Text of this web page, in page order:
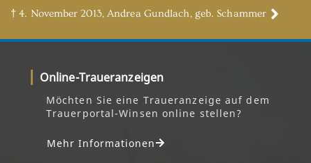
† 4. November 2013, Andrea Gundlach, geb. Schammer
Online-Traueranzeigen
Möchten Sie eine Traueranzeige auf dem
Trauerportal-Winsen online stellen?
Mehr Informationen